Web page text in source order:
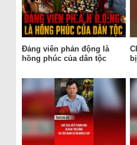
Đảng viên phản động là
hồng phúc của dân tộc